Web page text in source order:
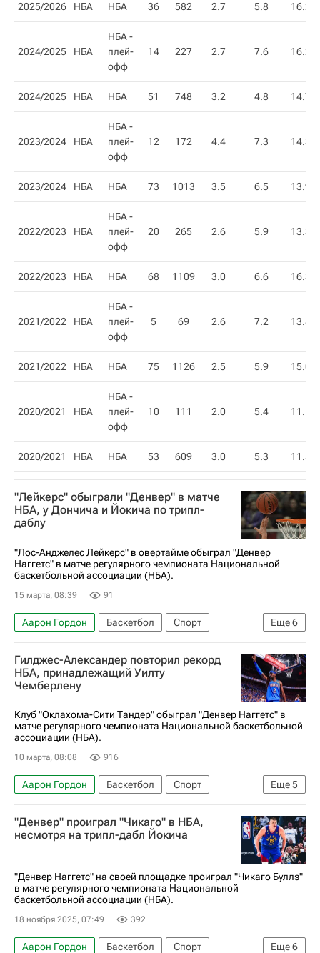
2025/2026 НБА НБА 36 582 2.7 5.8 16.2
2024/2025 НБА
НБА -
плей-
офф
14 227 2.7 7.6 16.2
2024/2025 НБА НБА 51 748 3.2 4.8 14.7
2023/2024 НБА
НБА -
плей-
офф
12 172 4.4 7.3 14.3
2023/2024 НБА НБА 73 1013 3.5 6.5 13.9
2022/2023 НБА
НБА -
плей-
офф
20 265 2.6 5.9 13.3
2022/2023 НБА НБА 68 1109 3.0 6.6 16.3
2021/2022 НБА
НБА -
плей-
офф
5 69 2.6 7.2 13.8
2021/2022 НБА НБА 75 1126 2.5 5.9 15.0
2020/2021 НБА
НБА -
плей-
офф
10 111 2.0 5.4 11.1
2020/2021 НБА НБА 53 609 3.0 5.3 11.5
"Лейкерс" обыграли "Денвер" в матче
НБА, у Дончича и Йокича по трипл-
даблу
"Лос-Анджелес Лейкерс" в овертайме обыграл "Денвер
Наггетс" в матче регулярного чемпионата Национальной
баскетбольной ассоциации (НБА).
15 марта, 08:39 91
Еще6
Аарон Гордон Баскетбол
Спорт
Лос-Анджелес
Лука Дончич
Никола Йокич
Лос-Анджелес Лейкерс
Денвер Наггетс
Бостон Селтикс
Гилджес-Александер повторил рекорд
НБА, принадлежащий Уилту
Чемберлену
Клуб "Оклахома-Сити Тандер" обыграл "Денвер Наггетс" в
матче регулярного чемпионата Национальной баскетбольной
ассоциации (НБА).
10 марта, 08:08 916
Еще5
Аарон Гордон Баскетбол
Спорт
Оклахома
Никола Йокич
Оклахома-Сити Тандер
Денвер Наггетс
"Денвер" проиграл "Чикаго" в НБА,
несмотря на трипл-дабл Йокича
"Денвер Наггетс" на своей площадке проиграл "Чикаго Буллз"
в матче регулярного чемпионата Национальной
баскетбольной ассоциации (НБА).
18 ноября 2025, 07:49 392
Еще6
Аарон Гордон Баскетбол
Спорт